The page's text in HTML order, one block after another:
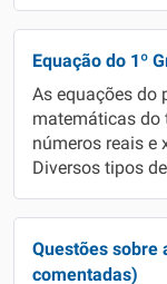
Equação do 1º
As equações do
matemáticas do
números reais e
Diversos tipos
Questões sobre
comentadas)